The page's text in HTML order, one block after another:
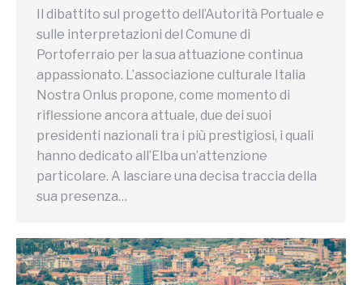
Il dibattito sul progetto dell’Autorità Portuale e
sulle interpretazioni del Comune di
Portoferraio per la sua attuazione continua
appassionato. L’associazione culturale Italia
Nostra Onlus propone, come momento di
riflessione ancora attuale, due dei suoi
presidenti nazionali tra i più prestigiosi, i quali
hanno dedicato all’Elba un’attenzione
particolare. A lasciare una decisa traccia della
sua presenza…